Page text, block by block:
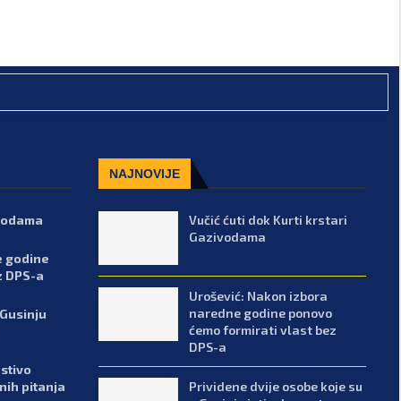
godine
a
pitanja
NAJNOVIJE
Vučić ćuti dok Kurti krstari
Gazivodama
Urošević: Nakon izbora
naredne godine ponovo
ćemo formirati vlast bez
DPS-a
Prividene dvije osobe koje su